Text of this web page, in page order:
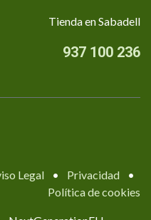
Tienda en Sabadell
937 100 236
Legal • Privacidad
•
Política de cookies